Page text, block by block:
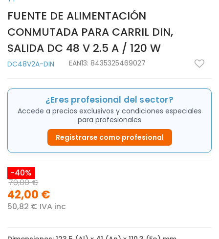
FUENTE DE ALIMENTACIÓN
CONMUTADA PARA CARRIL DIN,
SALIDA DC 48 V 2.5 A / 120 W
DC48V2A-DIN EAN13: 8435325469027
¿Eres profesional del sector?
Accede a precios exclusivos y condiciones especiales
para profesionales
Registrarse como profesional
-40%
70,00 €
42,00 €
50,82 € IVA inc